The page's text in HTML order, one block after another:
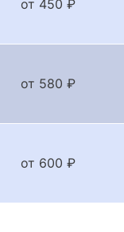
от 450 ₽
от 580 ₽
от 600 ₽